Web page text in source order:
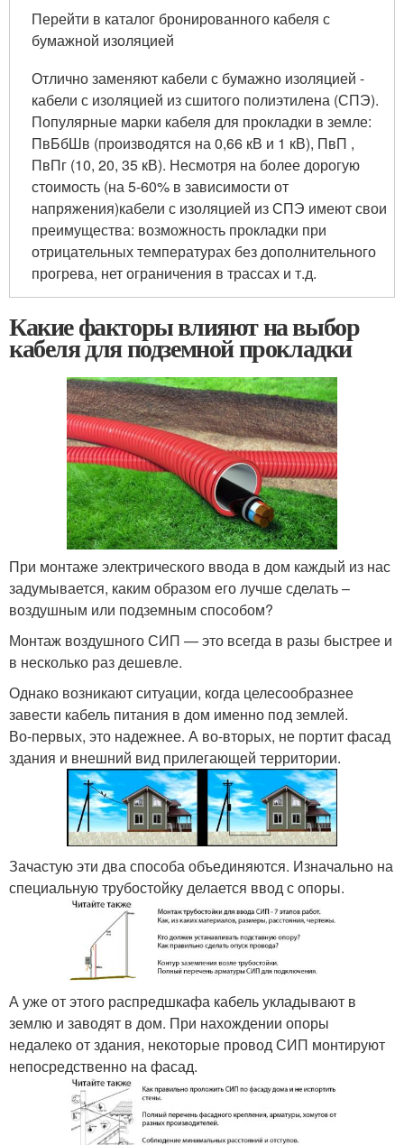
Перейти в каталог бронированного кабеля с
бумажной изоляцией
Отлично заменяют кабели с бумажно изоляцией -
кабели с изоляцией из сшитого полиэтилена (СПЭ).
Популярные марки кабеля для прокладки в земле:
ПвБбШв (производятся на 0,66 кВ и 1 кВ), ПвП ,
ПвПг (10, 20, 35 кВ). Несмотря на более дорогую
стоимость (на 5-60% в зависимости от
напряжения)кабели с изоляцией из СПЭ имеют свои
преимущества: возможность прокладки при
отрицательных температурах без дополнительного
прогрева, нет ограничения в трассах и т.д.
Какие факторы влияют на выбор
кабеля для подземной прокладки
При монтаже электрического ввода в дом каждый из нас
задумывается, каким образом его лучше сделать –
воздушным или подземным способом?
Монтаж воздушного СИП — это всегда в разы быстрее и
в несколько раз дешевле.
Однако возникают ситуации, когда целесообразнее
завести кабель питания в дом именно под землей.
Во-первых, это надежнее. А во-вторых, не портит фасад
здания и внешний вид прилегающей территории.
Зачастую эти два способа объединяются. Изначально на
специальную трубостойку делается ввод с опоры.
А уже от этого распредшкафа кабель укладывают в
землю и заводят в дом. При нахождении опоры
недалеко от здания, некоторые провод СИП монтируют
непосредственно на фасад.